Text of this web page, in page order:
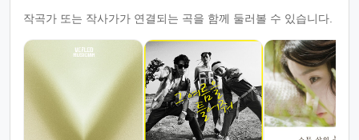
작곡가 또는 작사가가 연결되는 곡을 함께 둘러볼 수 있습니다.